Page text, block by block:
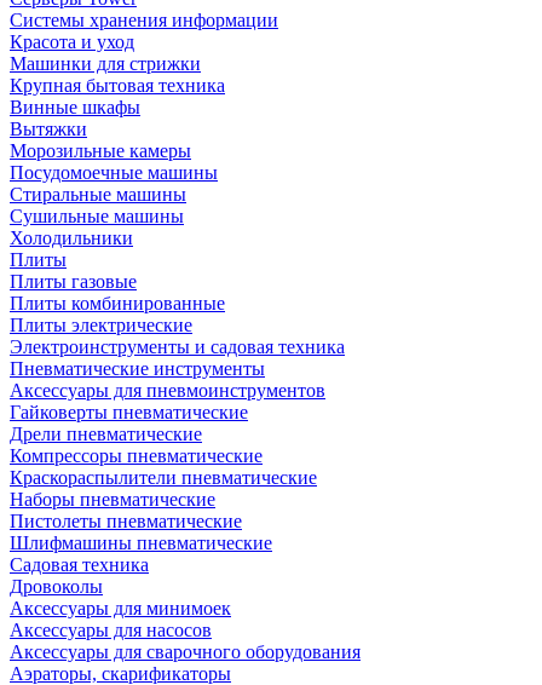
Системы хранения информации
Красота и уход
Машинки для стрижки
Крупная бытовая техника
Винные шкафы
Вытяжки
Морозильные камеры
Посудомоечные машины
Стиральные машины
Сушильные машины
Холодильники
Плиты
Плиты газовые
Плиты комбинированные
Плиты электрические
Электроинструменты и садовая техника
Пневматические инструменты
Аксессуары для пневмоинструментов
Гайковерты пневматические
Дрели пневматические
Компрессоры пневматические
Краскораспылители пневматические
Наборы пневматические
Пистолеты пневматические
Шлифмашины пневматические
Садовая техника
Дровоколы
Аксессуары для минимоек
Аксессуары для насосов
Аксессуары для сварочного оборудования
Аэраторы, скарификаторы